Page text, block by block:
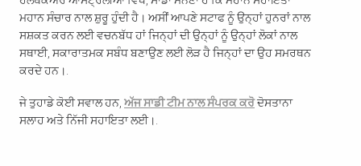
ਮਹਾਨ ਸੰਚਾਰ ਨਾਲ ਸ਼ੁਰੂ ਹੁੰਦੀ ਹੈ। ਅਸੀਂ ਆਪਣੇ ਸਟਾਫ ਨੂੰ ਉਨ੍ਹਾਂ ਹੁਨਰਾਂ ਨਾਲ
ਸਸ਼ਕਤ ਕਰਨ ਲਈ ਵਚਨਬੱਧ ਹਾਂ ਜਿਨ੍ਹਾਂ ਦੀ ਉਨ੍ਹਾਂ ਨੂੰ ਉਨ੍ਹਾਂ ਲੋਕਾਂ ਨਾਲ
ਸਥਾਈ, ਸਕਾਰਾਤਮਕ ਸਬੰਧ ਬਣਾਉਣ ਲਈ ਲੋੜ ਹੈ ਜਿਨ੍ਹਾਂ ਦਾ ਉਹ ਸਮਰਥਨ
ਕਰਦੇ ਹਨ।.
ਜੇ ਤੁਹਾਡੇ ਕੋਈ ਸਵਾਲ ਹਨ, ਅੱਜ ਸਾਡੀ ਟੀਮ ਨਾਲ ਸੰਪਰਕ ਕਰੋਦੋਸਤਾਨਾ
ਸਲਾਹ ਅਤੇ ਨਿੱਜੀ ਸਹਾਇਤਾ ਲਈ।.